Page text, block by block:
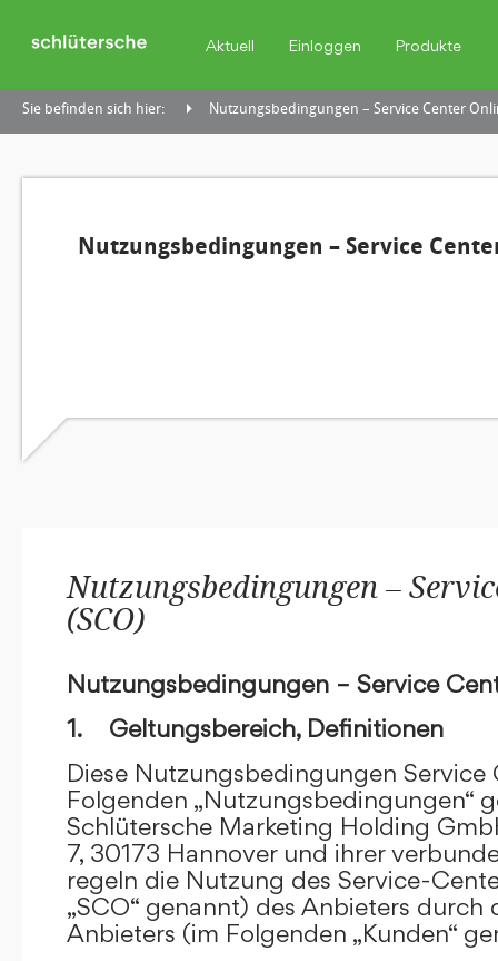
Aktuell Einloggen Produkte
Sie befinden sich hier: Nutzungsbedingungen – Service Center
Nutzungsbedingungen – Service
Nutzungsbedingungen –
(SCO)
Nutzungsbedingungen – Service
1. Geltungsbereich, Definitionen
Diese Nutzungsbedingungen Service
Folgenden „Nutzungsbedingungen“
Schlütersche Marketing Holding
7, 30173 Hannover und ihrer
regeln die Nutzung des Service-
„SCO“ genannt) des Anbieters durch
Anbieters (im Folgenden „Kunden“